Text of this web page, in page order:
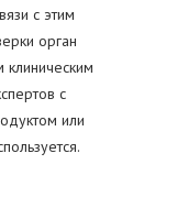
с этим
орган
клиническим
с
или